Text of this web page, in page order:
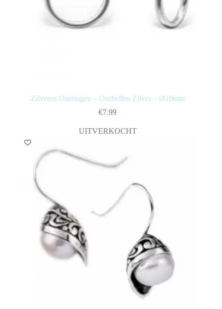
Zilveren Oorringen – Oorbellen Zilver – Ø10mm
€7.99
UITVERKOCHT